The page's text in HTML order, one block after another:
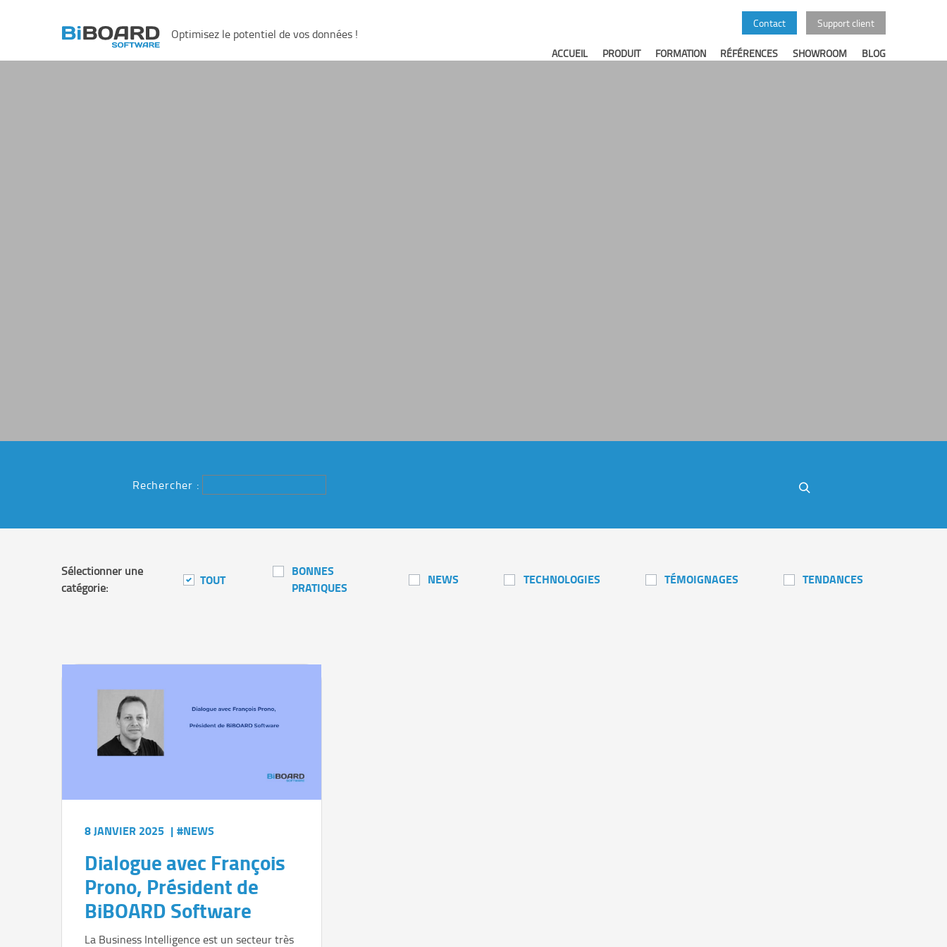
Optimisez le potentiel de vos données !
Contact Support client
ACCUEIL PRODUIT FORMATION RÉFÉRENCES SHOWROOM BLOG
Rechercher :
Sélectionner une
catégorie:
TOUT
BONNES
PRATIQUES
NEWS TECHNOLOGIES TÉMOIGNAGES TENDANCES
8 JANVIER 2025 | #NEWS
Dialogue avec François
Prono, Président de
BiBOARD Software
La Business Intelligence est un secteur très